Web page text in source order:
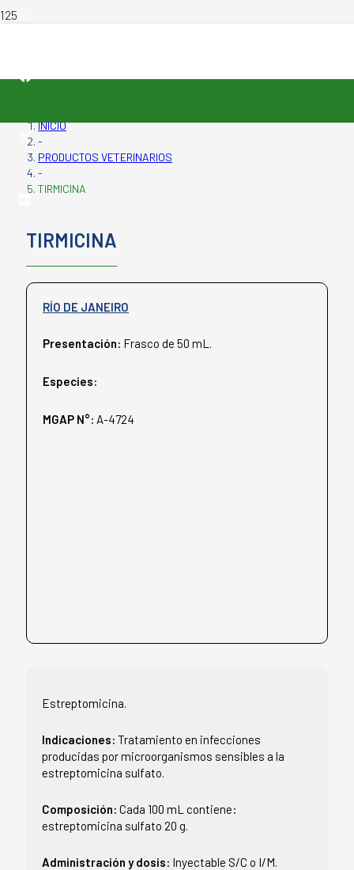
INICIO
-
PRODUCTOS VETERINARIOS
-
TIRMICINA
TIRMICINA
RÍO DE JANEIRO
Presentación: Frasco de 50 mL.
Especies:
MGAP N°: A-4724
Estreptomicina.
Indicaciones: Tratamiento en infecciones
producidas por microorganismos sensibles a la
estreptomicina sulfato.
Composición: Cada 100 mL contiene:
estreptomicina sulfato 20 g.
Administración y dosis: Inyectable S/C o I/M.